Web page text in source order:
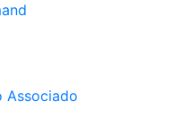
Associado